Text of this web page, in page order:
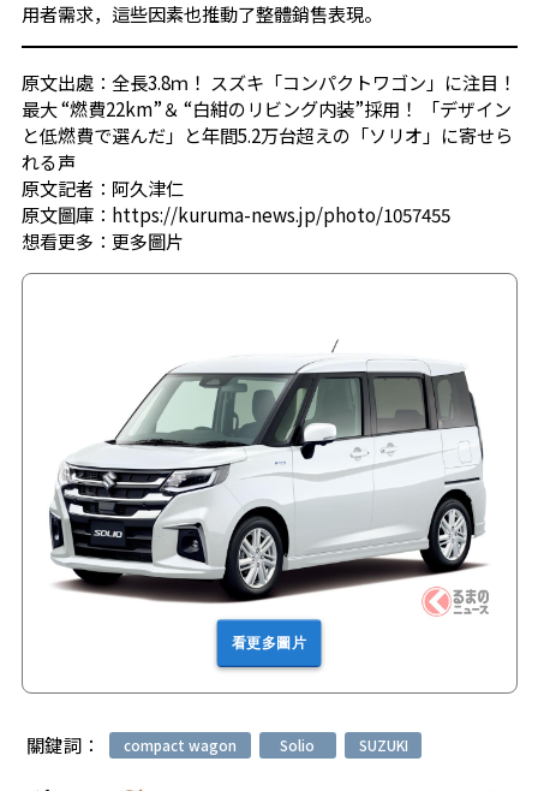
用者需求，這些因素也推動了整體銷售表現。
原文出處：全長3.8ｍ！ スズキ「コンパクトワゴン」に注目！
最大 “燃費22km”＆ “白紺のリビング内装”採用！ 「デザイン
と低燃費で選んだ」と年間5.2万台超えの「ソリオ」に寄せら
れる声
原文記者：阿久津仁
原文圖庫：https://kuruma-news.jp/photo/1057455
想看更多： 更多圖片
看更多圖片
關鍵詞： compact wagon Solio SUZUKI